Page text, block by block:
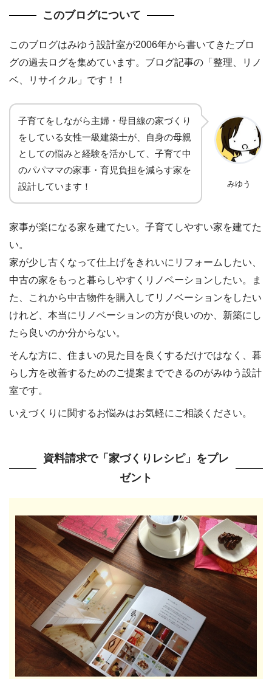
このブログについて
このブログはみゆう設計室が2006年から書いてきたブロ
グの過去ログを集めています。ブログ記事の「整理、リノ
ベ、リサイクル」です！！
子育てをしながら主婦・母目線の家づくり
をしている女性一級建築士が、自身の母親
としての悩みと経験を活かして、子育て中
のパパママの家事・育児負担を減らす家を
設計しています！
みゆう
家事が楽になる家を建てたい。子育てしやすい家を建てた
い。
家が少し古くなって仕上げをきれいにリフォームしたい、
中古の家をもっと暮らしやすくリノベーションしたい。ま
た、これから中古物件を購入してリノベーションをしたい
けれど、本当にリノベーションの方が良いのか、新築にし
たら良いのか分からない。
そんな方に、住まいの見た目を良くするだけではなく、暮
らし方を改善するためのご提案までできるのがみゆう設計
室です。
いえづくりに関するお悩みはお気軽にご相談ください。
資料請求で「家づくりレシピ」をプレ
ゼント